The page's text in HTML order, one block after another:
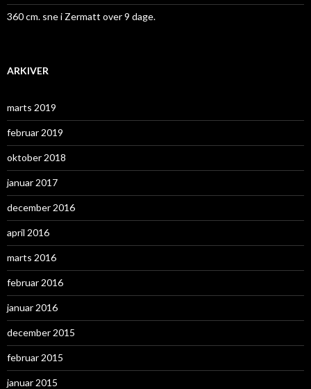
360 cm. sne i Zermatt over 9 dage.
ARKIVER
marts 2019
februar 2019
oktober 2018
januar 2017
december 2016
april 2016
marts 2016
februar 2016
januar 2016
december 2015
februar 2015
januar 2015